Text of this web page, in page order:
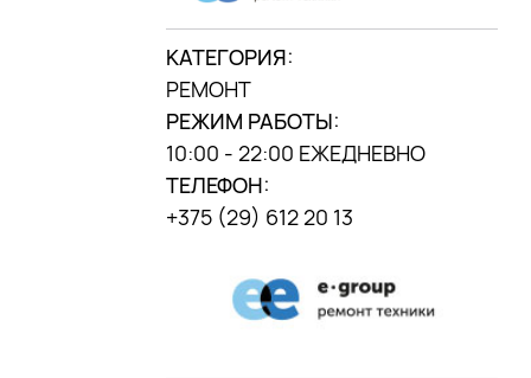
(«Дана центр»)
МЫ В
INSTAGRAM
DANA MALL, 2025
КАТЕГОРИЯ:
РЕМОНТ
РЕЖИМ РАБОТЫ:
10:00 - 22:00 ЕЖЕДНЕВНО
ТЕЛЕФОН:
+375 (29) 612 20 13